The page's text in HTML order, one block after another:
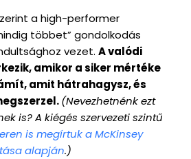
a high-performer
többet” gondolkodás
vezet. A valódi
amikor a siker mértéke
amit hátrahagysz, és
(Nevezhetnénk ezt
is? A kiégés szervezeti szintű
is megírtuk a McKinsey
alapján.)